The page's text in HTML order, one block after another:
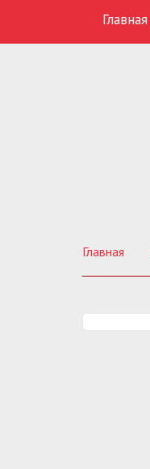
Главная
Главная